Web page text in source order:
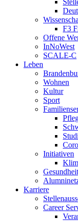
F3
Offene
InNoWest
SCALE-C
Leben
Wohnen
Kultur
Sport
Initiativen
Karriere
Career